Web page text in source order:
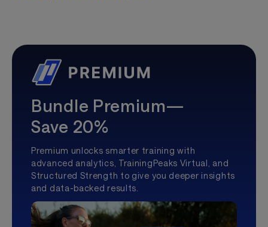
Bundle Premium—
Save 20%
Premium unlocks smarter training with
advanced analytics, TrainingPeaks Virtual, and
Structured Strength to give you deeper insights
and data-backed results.